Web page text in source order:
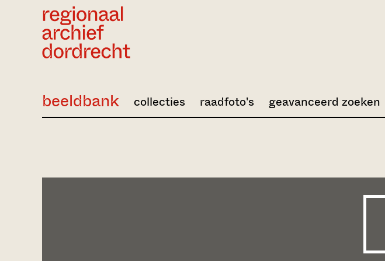
beeldbank collecties raadfoto's geavanceerd zoeken